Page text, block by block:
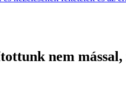
nem mással,